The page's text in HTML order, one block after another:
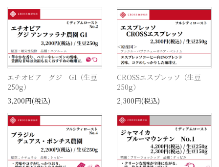
エチオピア グジ G1（生豆
250g）
3,200円(税込)
CROSSエスプレッソ（生豆
250g）
2,300円(税込)